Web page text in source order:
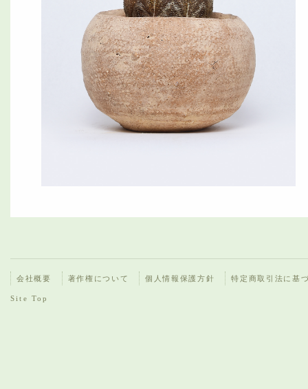
会社概要 著作権について 個人情報保護方針 特定商取引法に基
Site Top